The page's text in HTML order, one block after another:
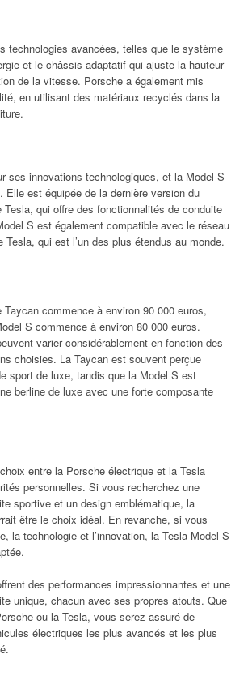
technologies avancées, telles que le système
et le châssis adaptatif qui ajuste la hauteur
de la vitesse. Porsche a également mis
en utilisant des matériaux recyclés dans la
ses innovations technologiques, et la Model S
Elle est équipée de la dernière version du
qui offre des fonctionnalités de conduite
S est également compatible avec le réseau
Tesla, qui est l’un des plus étendus au monde.
commence à environ 90 000 euros,
S commence à environ 80 000 euros.
varier considérablement en fonction des
choisies. La Taycan est souvent perçue
sport de luxe, tandis que la Model S est
berline de luxe avec une forte composante
entre la Porsche électrique et la Tesla
personnelles. Si vous recherchez une
sportive et un design emblématique, la
être le choix idéal. En revanche, si vous
la technologie et l’innovation, la Tesla Model S
des performances impressionnantes et une
unique, chacun avec ses propres atouts. Que
ou la Tesla, vous serez assuré de
électriques les plus avancés et les plus